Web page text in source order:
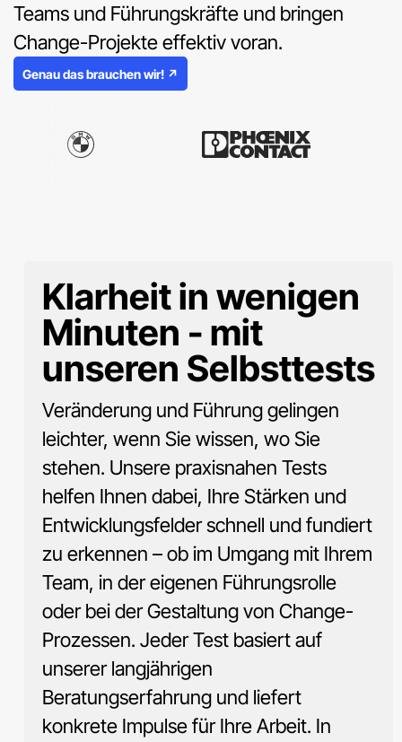
Teams und Führungskräfte und bringen
Change-Projekte effektiv voran.
Genau das brauchen wir! ↗
Klarheit in wenigen
Minuten - mit
unseren Selbsttests
Veränderung und Führung gelingen
leichter, wenn Sie wissen, wo Sie
stehen. Unsere praxisnahen Tests
helfen Ihnen dabei, Ihre Stärken und
Entwicklungsfelder schnell und fundiert
zu erkennen – ob im Umgang mit Ihrem
Team, in der eigenen Führungsrolle
oder bei der Gestaltung von Change-
Prozessen. Jeder Test basiert auf
unserer langjährigen
Beratungserfahrung und liefert
konkrete Impulse für Ihre Arbeit. In